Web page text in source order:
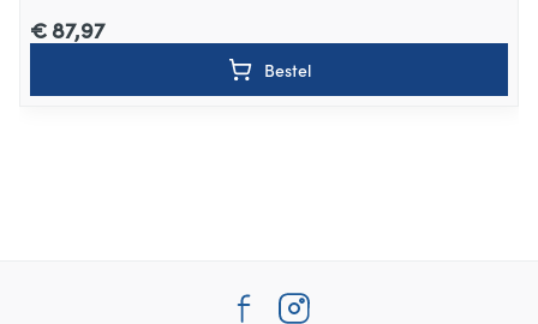
€ 87,97
Bestel